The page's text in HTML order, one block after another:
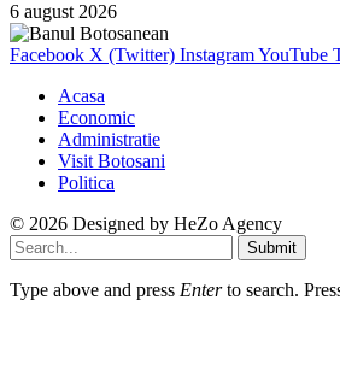
6 august 2026
Facebook X (Twitter) InstagramYouTube
Acasa
Economic
Administratie
Visit Botosani
Politica
© 2026 Designed by HeZo Agency
Submit
Type above and press Enterto search.